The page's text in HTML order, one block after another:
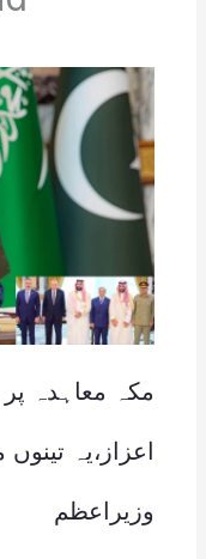
مکہ معاہدہ
اعزاز،یہ
وزیراعظم